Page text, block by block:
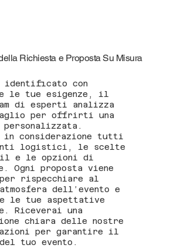
Richiesta e Proposta Su Misura
identificato con
le tue esigenze, il
di esperti analizza
per offrirti una
personalizzata.
in considerazione tutti
logistici, le scelte
e le opzioni di
Ogni proposta viene
rispecchiare al
dell’evento e
le tue aspettative
Riceverai una
chiara delle nostre
per garantire il
tuo evento.